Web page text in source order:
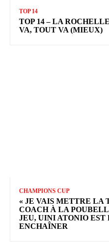
TOP 14
TOP 14 – LA
VA, TOUT VA (MIEUX)
CHAMPIONS CUP
« JE VAIS METTRE LA
COACH À LA
JEU, UINI ATONIO
ENCHAÎNER